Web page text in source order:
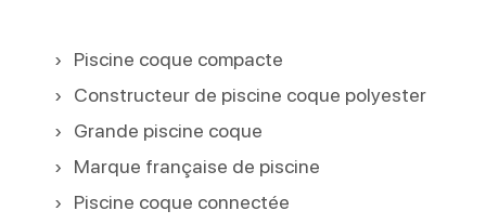
Piscine coque compacte
Constructeur de piscine coque polyester
Grande piscine coque
Marque française de piscine
Piscine coque connectée